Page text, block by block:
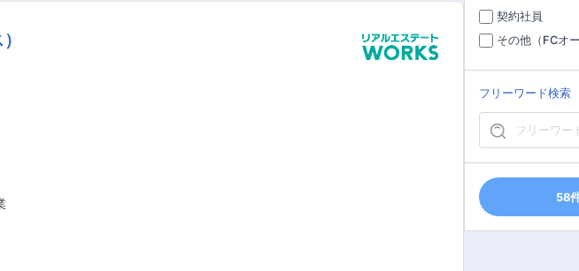
たい」お客さま、双方に喜んでいただく「縁結び」が私たちの仕
ターフォロー… 全ての業務を一人で行う「専任体制」のため、じ
契約社員
その他（FCオ
フリーワード検索
58